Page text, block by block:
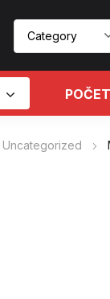
Uncategorized